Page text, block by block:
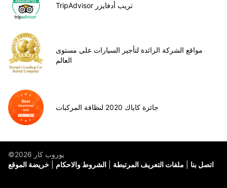
TripAdvisor تريب أدفايزر
مواقع الشركة الرائدة لتأجير السيارات على مستوى
العالم
جائزة كاياك 2020 لنظافة المركبات
©يوروب كار 2026
خريضة الموقع
الشروط والاحكام ملفات التعريف المرتبطة اتصل بنا